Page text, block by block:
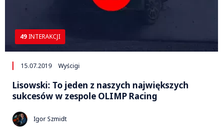
49 INTERAKCJI
15.07.2019 Wyścigi
Lisowski: To jeden z naszych największych
sukcesów w zespole OLIMP Racing
Igor Szmidt